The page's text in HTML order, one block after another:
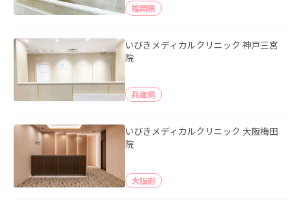
福岡県
いびきメディカルクリニック 神戸三宮
院
兵庫県
いびきメディカルクリニック 大阪梅田
院
大阪府